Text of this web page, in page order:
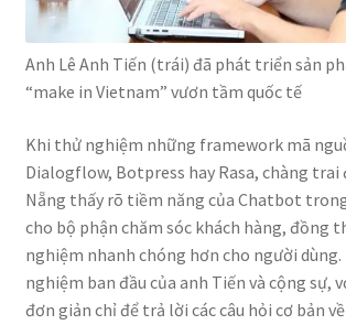
Anh Lê Anh Tiến (trái) đã phát triển sản
“make in Vietnam” vươn tầm quốc tế
Khi thử nghiệm những framework mã
Dialogflow, Botpress hay Rasa, chàng trai
Nẵng thấy rõ tiềm năng của Chatbot
cho bộ phận chăm sóc khách hàng, đồng
nghiệm nhanh chóng hơn cho người
nghiệm ban đầu của anh Tiến và cộng sự,
đơn giản chỉ để trả lời các câu hỏi cơ bản